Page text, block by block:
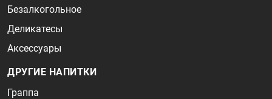
Безалкогольное
Деликатесы
Аксессуары
ДРУГИЕ НАПИТКИ
Граппа